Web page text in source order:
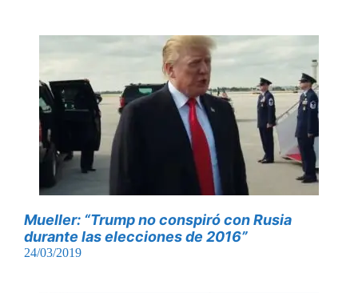
Mueller: “Trump no conspiró con Rusia
durante las elecciones de 2016”
24/03/2019